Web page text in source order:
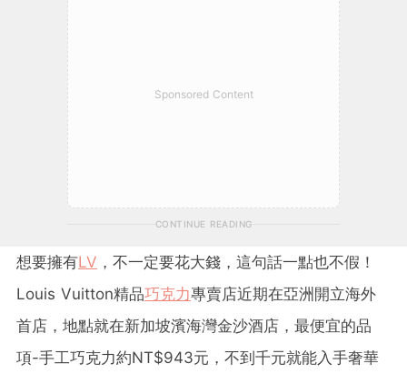
Sponsored Content
CONTINUE READING
想要擁有LV ，不一定要花大錢，這句話一點也不假！
Louis Vuitton精品巧克力專賣店近期在亞洲開立海外
首店，地點就在新加坡濱海灣金沙酒店，最便宜的品
項-手工巧克力約NT$943元，不到千元就能入手奢華